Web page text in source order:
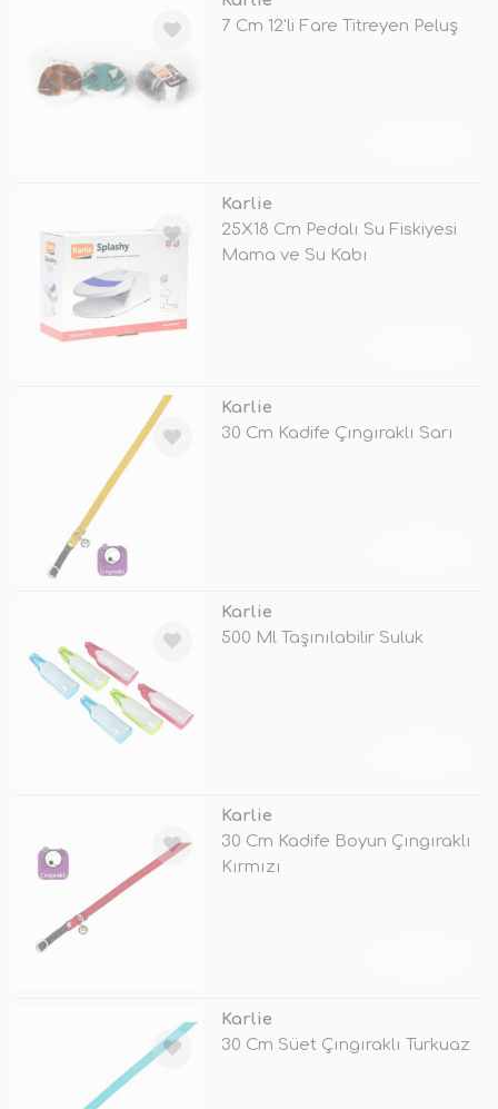
7 Cm 12'li Fare Titreyen Peluş
Karlie
25X18 Cm Pedalı Su Fiskiyesi
Mama ve Su Kabı
Karlie
30 Cm Kadife Çıngıraklı Sarı
Karlie
500 Ml Taşınılabilir Suluk
Karlie
30 Cm Kadife Boyun Çıngıraklı
Kırmızı
Karlie
30 Cm Süet Çıngıraklı Turkuaz